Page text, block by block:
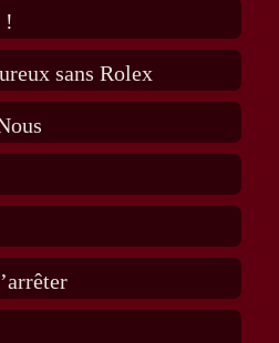
!
sans Rolex